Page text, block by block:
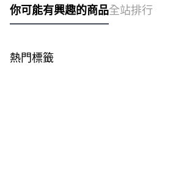
你可能有興趣的商品全站排行
熱門標籤